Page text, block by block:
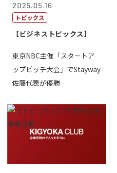
2025.05.16
トピックス
【ビジネストピックス】
東京NBC主催「スタートア
ップピッチ大会」でStayway
佐藤代表が優勝